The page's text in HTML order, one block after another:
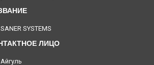
SANER SYSTEMS
Айгуль